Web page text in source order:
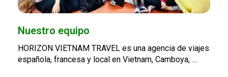
Nuestro equipo
HORIZON VIETNAM TRAVEL es una agencia de viajes
española, francesa y local en Vietnam, Camboya, …